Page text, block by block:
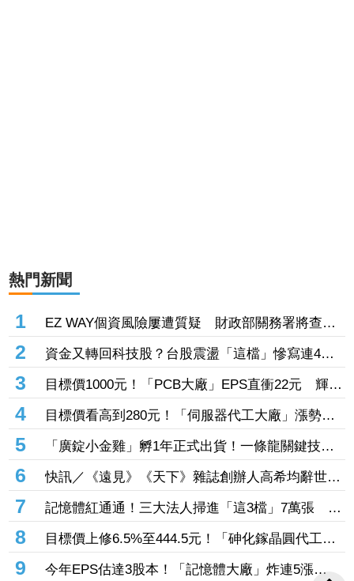
熱門新聞
1
EZ WAY個資風險屢遭質疑 財政部關務署將查核
關貿公司、檢討是否統一收費正式委任
2
資金又轉回科技股？台股震盪「這檔」慘寫連4黑
登弱勢股王 國票金、潤泰新也淪大盤刀下魂
3
目標價1000元！「PCB大廠」EPS直衝22元 輝達
3年大單＋Vera CPU市占率破5成後市看旺
4
目標價看高到280元！「伺服器代工大廠」漲勢熄
火陷連2跌 三大法人今出清1.1萬張、抽回21億元
5
「廣錠小金雞」孵1年正式出貨！一條龍關鍵技術
通過驗證 拿下美系網通、雲端大廠訂單
6
快訊／《遠見》《天下》雜誌創辦人高希均辭世
享耆壽90歲
7
記憶體紅通通！三大法人掃進「這3檔」7萬張 砸
229億元連4日補貨南亞科
8
目標價上修6.5%至444.5元！「砷化鎵晶圓代工
廠」7月營收創4年半新高 1.6T光通訊開始貢獻營
收
9
今年EPS估達3股本！「記憶體大廠」炸連5漲